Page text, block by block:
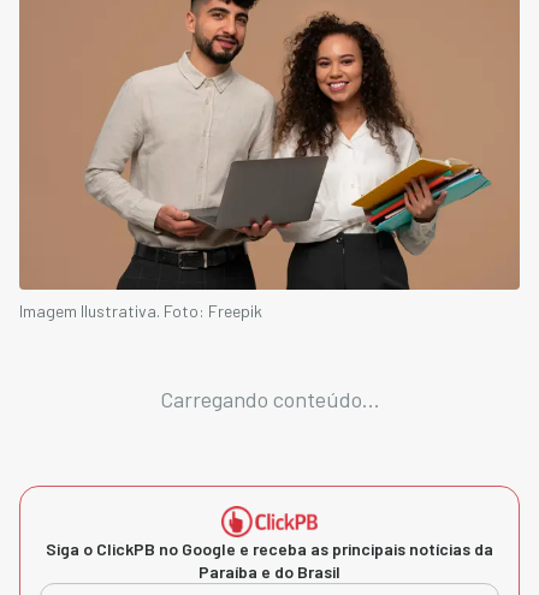
Imagem Ilustrativa. Foto: Freepik
Carregando conteúdo...
Siga o ClickPB no Google e receba as principais notícias da
Paraíba e do Brasil